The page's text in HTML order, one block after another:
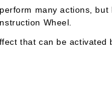
many actions,
Wheel.
that can be activated